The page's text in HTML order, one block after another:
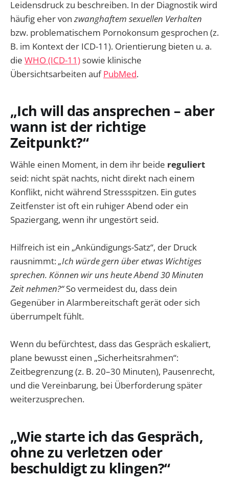
Leidensdruck zu beschreiben. In der Diagnostik wird
häufig eher vonzwanghaftem sexuellen Verhalten
bzw. problematischem Pornokonsum gesprochen (z.
B. im Kontext der ICD-11). Orientierung bieten u. a.
die WHO (ICD-11)sowie klinische
Übersichtsarbeiten aufPubMed.
„Ich will das ansprechen – aber
wann ist der richtige
Zeitpunkt?“
Wähle einen Moment, in dem ihr beide reguliert
seid: nicht spät nachts, nicht direkt nach einem
Konflikt, nicht während Stressspitzen. Ein gutes
Zeitfenster ist oft ein ruhiger Abend oder ein
Spaziergang, wenn ihr ungestört seid.
Hilfreich ist ein „Ankündigungs-Satz“, der Druck
rausnimmt:„Ich würde gern über etwas Wichtiges
sprechen. Können wir uns heute Abend 30 Minuten
Zeit nehmen?“So vermeidest du, dass dein
Gegenüber in Alarmbereitschaft gerät oder sich
überrumpelt fühlt.
Wenn du befürchtest, dass das Gespräch eskaliert,
plane bewusst einen „Sicherheitsrahmen“:
Zeitbegrenzung (z. B. 20–30 Minuten), Pausenrecht,
und die Vereinbarung, bei Überforderung später
weiterzusprechen.
„Wie starte ich das Gespräch,
ohne zu verletzen oder
beschuldigt zu klingen?“